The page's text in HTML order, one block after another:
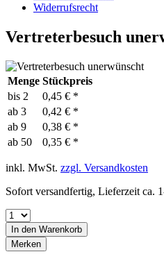
Widerrufsrecht
Vertreterbesuch
Menge Stückpreis
bis 2
0,45 € *
ab 3
0,42 € *
ab 9
0,38 € *
ab 50 0,35 € *
inkl. MwSt. zzgl. Versandkosten
Sofort versandfertig, Lieferzeit ca.
In den Warenkorb
Merken